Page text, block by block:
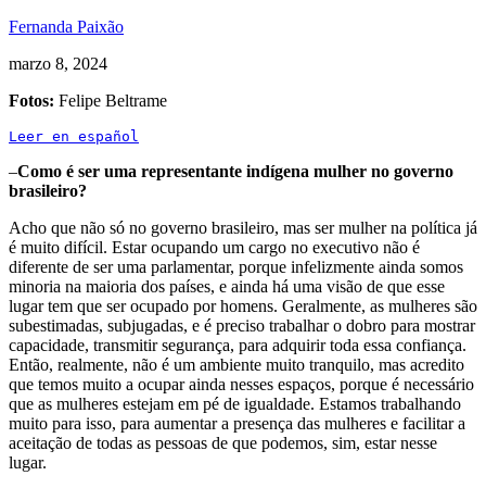
Fernanda Paixão
marzo 8, 2024
Fotos: Felipe Beltrame
Leer en español
–Como é ser uma representante indígena mulher no governo
brasileiro?
Acho que não só no governo brasileiro, mas ser mulher na política já
é muito difícil. Estar ocupando um cargo no executivo não é
diferente de ser uma parlamentar, porque infelizmente ainda somos
minoria na maioria dos países, e ainda há uma visão de que esse
lugar tem que ser ocupado por homens. Geralmente, as mulheres são
subestimadas, subjugadas, e é preciso trabalhar o dobro para mostrar
capacidade, transmitir segurança, para adquirir toda essa confiança.
Então, realmente, não é um ambiente muito tranquilo, mas acredito
que temos muito a ocupar ainda nesses espaços, porque é necessário
que as mulheres estejam em pé de igualdade. Estamos trabalhando
muito para isso, para aumentar a presença das mulheres e facilitar a
aceitação de todas as pessoas de que podemos, sim, estar nesse
lugar.